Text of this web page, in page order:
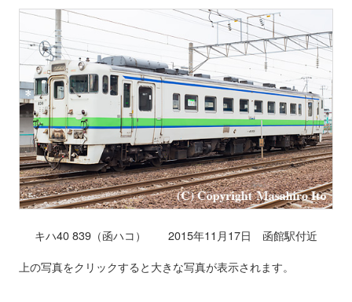
キハ40 839（函ハコ） 2015年11月17日 函館駅付近
上の写真をクリックすると大きな写真が表示されます。